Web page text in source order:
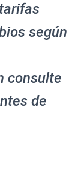
según
consulte
de